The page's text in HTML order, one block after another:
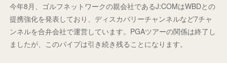
今年8月、ゴルフネットワークの親会社であるJ:COMはWBDとの
提携強化を発表しており、ディスカバリーチャンネルなど7チャ
ンネルを合弁会社で運営しています。PGAツアーの関係は終了し
ましたが、このパイプは引き続き残ることになります。